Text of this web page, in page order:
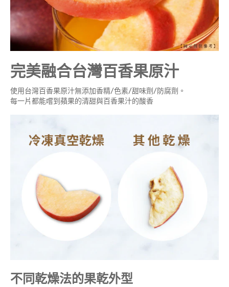
完美融合台灣百香果原汁
使用台灣百香果原汁無添加香精/色素/甜味劑/防腐劑。
每一片都能嚐到蘋果的清甜與百香果汁的酸香
不同乾燥法的果乾外型